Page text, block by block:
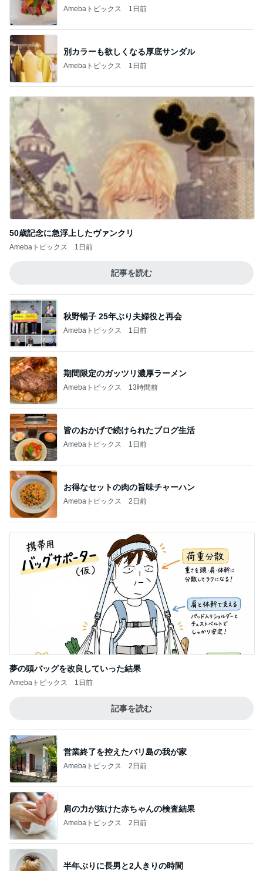
Amebaトピックス 1日前
別カラーも欲しくなる厚底サンダル
Amebaトピックス 1日前
50歳記念に急浮上したヴァンクリ
Amebaトピックス 1日前
記事を読む
秋野暢子 25年ぶり夫婦役と再会
Amebaトピックス 1日前
期間限定のガッツリ濃厚ラーメン
Amebaトピックス 13時間前
皆のおかげで続けられたブログ生活
Amebaトピックス 1日前
お得なセットの肉の旨味チャーハン
Amebaトピックス 2日前
夢の頭バッグを改良していった結果
Amebaトピックス 1日前
記事を読む
営業終了を控えたバリ島の我が家
Amebaトピックス 2日前
肩の力が抜けた赤ちゃんの検査結果
Amebaトピックス 2日前
半年ぶりに長男と2人きりの時間